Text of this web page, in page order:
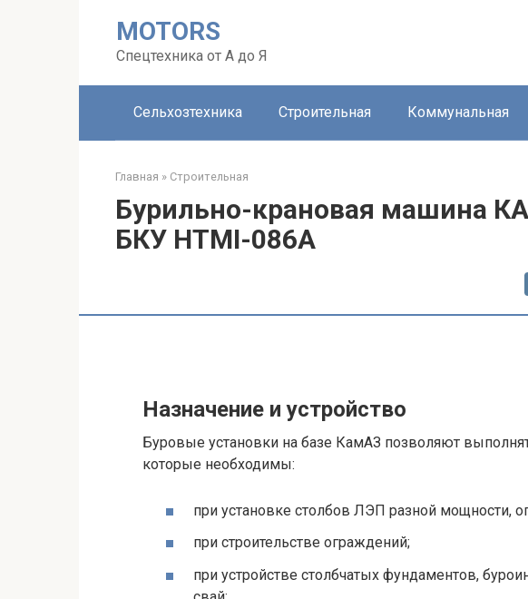
MOTORS
Спецтехника от А до Я
Сельхозтехника Строительная Коммунальная
Главная » Строительная
Бурильно-крановая машина
БКУ HTMI-086A
Назначение и устройство
Буровые установки на базе КамАЗ позволяют
которые необходимы:
при установке столбов ЛЭП разной мощности,
при строительстве ограждений;
при устройстве столбчатых фундаментов,